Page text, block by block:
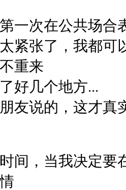
一次在公共场
紧张了，我都可
重来
好几个地方...
友说的，这才真
间，当我决定要